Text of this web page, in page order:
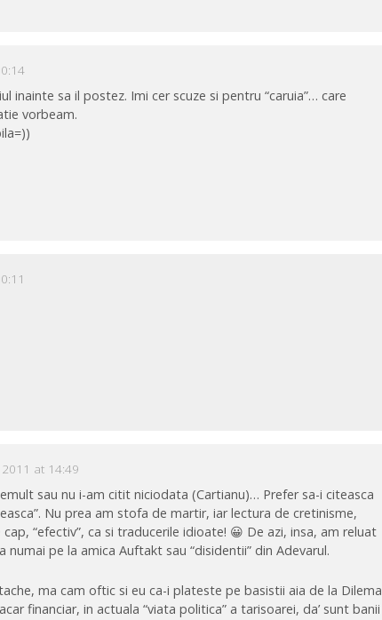
inainte sa il postez. Imi cer scuze si pentru “caruia”… care
vorbeam.
at 14:49
sau nu i-am citit niciodata (Cartianu)… Prefer sa-i citeasca
Nu prea am stofa de martir, iar lectura de cretinisme,
“efectiv”, ca si traducerile idioate! 😀 De azi, insa, am reluat
pe la amica Auftakt sau “disidentii” din Adevarul.
ma cam oftic si eu ca-i plateste pe basistii aia de la Dilema
financiar, in actuala “viata politica” a tarisoarei, da’ sunt banii